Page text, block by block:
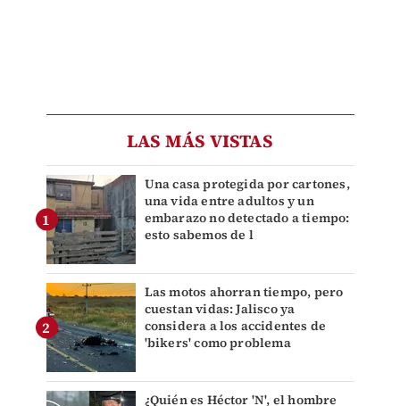
LAS MÁS VISTAS
Una casa protegida por cartones,
una vida entre adultos y un
embarazo no detectado a tiempo:
esto sabemos de l
Las motos ahorran tiempo, pero
cuestan vidas: Jalisco ya
considera a los accidentes de
'bikers' como problema
¿Quién es Héctor 'N', el hombre